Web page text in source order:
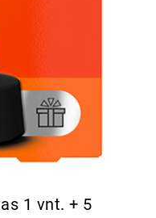
1 vnt. + 5